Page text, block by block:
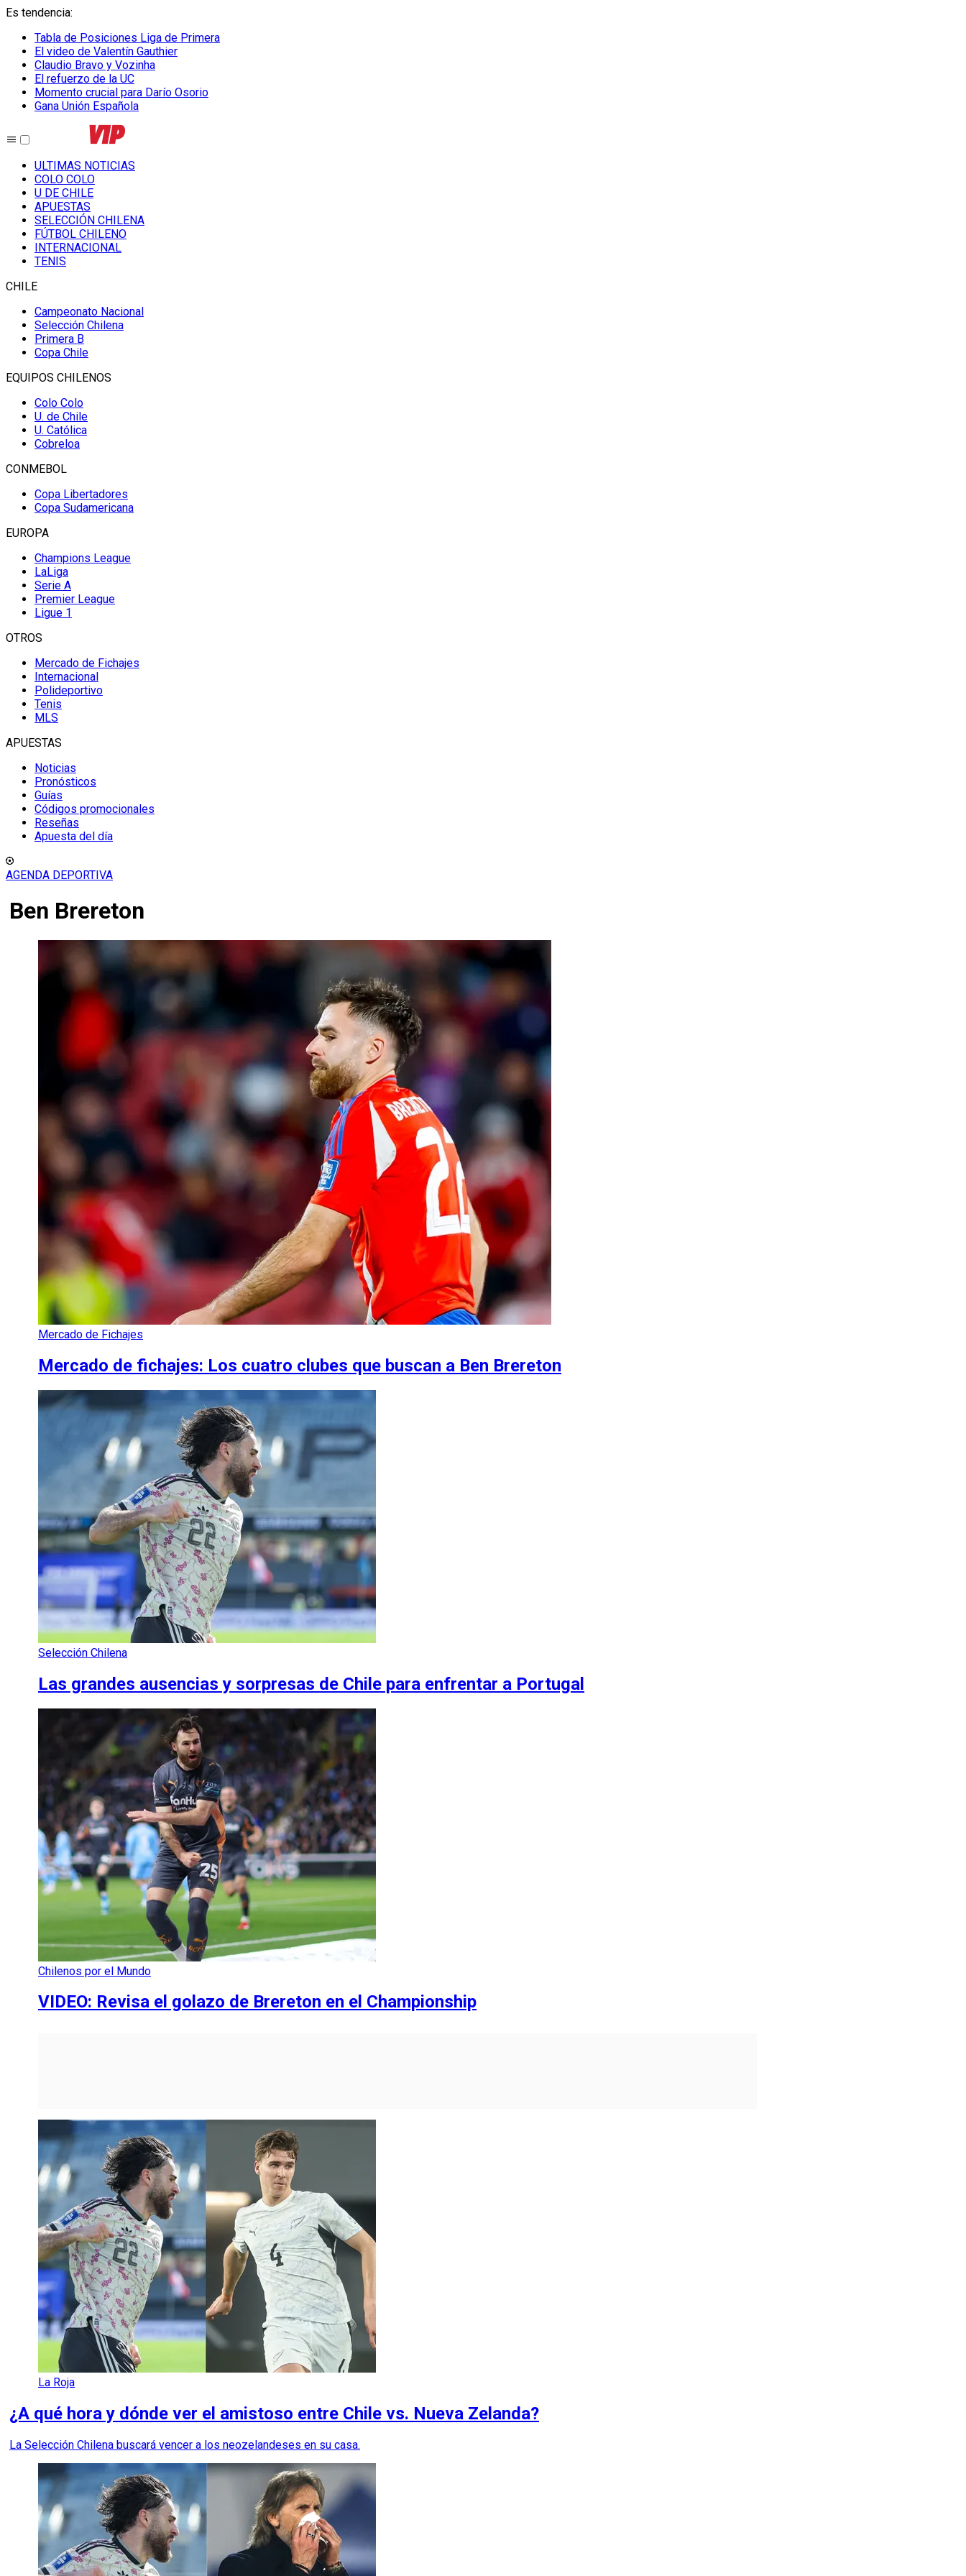
Es tendencia:
Tabla de Posiciones Liga de Primera
El video de Valentín Gauthier
Claudio Bravo y Vozinha
El refuerzo de la UC
Momento crucial para Darío Osorio
Gana Unión Española
ULTIMAS NOTICIAS
COLO COLO
U DE CHILE
APUESTAS
SELECCIÓN CHILENA
FÚTBOL CHILENO
INTERNACIONAL
TENIS
CHILE
Campeonato Nacional
Selección Chilena
Primera B
Copa Chile
EQUIPOS CHILENOS
Colo Colo
U. de Chile
U. Católica
Cobreloa
CONMEBOL
Copa Libertadores
Copa Sudamericana
EUROPA
Champions League
LaLiga
Serie A
Premier League
Ligue 1
OTROS
Mercado de Fichajes
Internacional
Polideportivo
Tenis
MLS
APUESTAS
Noticias
Pronósticos
Guías
Códigos promocionales
Reseñas
Apuesta del día
AGENDA DEPORTIVA
Ben Brereton
Mercado de Fichajes
Mercado de fichajes: Los cuatro clubes que buscan a Ben Brereton
Selección Chilena
Las grandes ausencias y sorpresas de Chile para enfrentar a Portugal
Chilenos por el Mundo
VIDEO: Revisa el golazo de Brereton en el Championship
La Roja
¿A qué hora y dónde ver el amistoso entre Chile vs. Nueva Zelanda?
La Selección Chilena buscará vencer a los neozelandeses en su casa.